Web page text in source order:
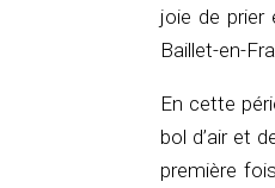
joie de prier
Baillet-en-
En cette
bol d’air et
première